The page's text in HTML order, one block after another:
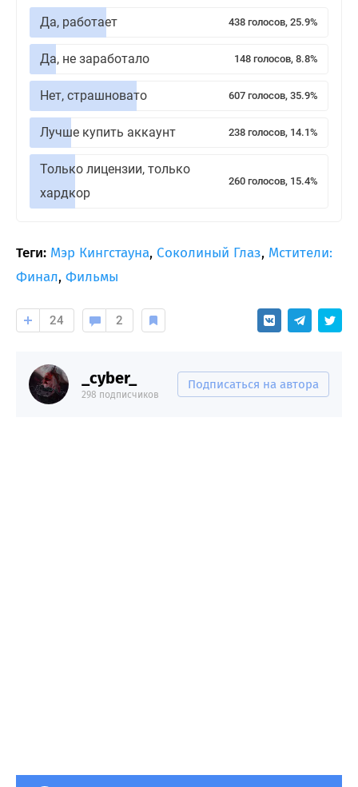
Да, работает 438 голосов, 25.9%
Да, не заработало 148 голосов, 8.8%
Нет, страшновато 607 голосов, 35.9%
Лучше купить аккаунт 238 голосов, 14.1%
Только лицензии, только
хардкор
260 голосов, 15.4%
Теги: Мэр Кингстауна, Соколиный Глаз, Мстители:
Финал, Фильмы
24 2
_cyber_
298 подписчиков
Подписаться на автора